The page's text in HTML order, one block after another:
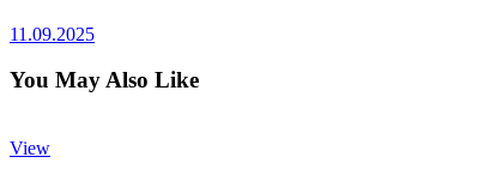
11.09.2025
You May Also Like
View